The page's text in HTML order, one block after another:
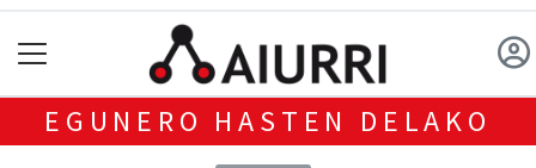
EGUNERO HASTEN DELAKO